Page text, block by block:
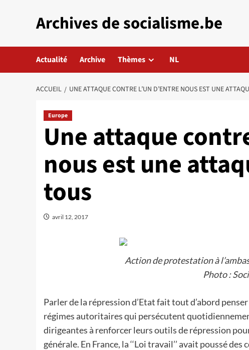
Archives de socialisme.be
Actualité Archive Thèmes NL
ACCUEIL UNE ATTAQUE CONTRE L’UN D’ENTRE NOUS EST UNE
Europe
Une attaque
nous est une
tous
avril 12, 2017
Action de protestation à
Photo :
Parler de la répression d’Etat fait tout d’abord
régimes autoritaires qui persécutent
dirigeantes à renforcer leurs outils de répression
générale. En France, la ‘‘Loi travail’’ avait poussé